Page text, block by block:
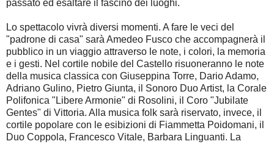
passato ed esaltare il fascino dei luoghi.
Lo spettacolo vivrà diversi momenti. A fare le veci del
"padrone di casa" sarà Amedeo Fusco che accompagnerà il
pubblico in un viaggio attraverso le note, i colori, la memoria
e i gesti. Nel cortile nobile del Castello risuoneranno le note
della musica classica con Giuseppina Torre, Dario Adamo,
Adriano Gulino, Pietro Giunta, il Sonoro Duo Artist, la Corale
Polifonica "Libere Armonie" di Rosolini, il Coro "Jubilate
Gentes" di Vittoria. Alla musica folk sarà riservato, invece, il
cortile popolare con le esibizioni di Fiammetta Poidomani, il
Duo Coppola, Francesco Vitale, Barbara Linguanti. La